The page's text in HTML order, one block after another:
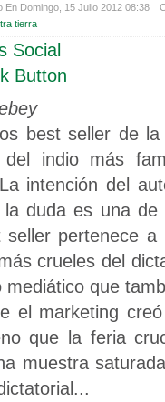
En Domingo, 15 Julio 2012 08:38
tierra
best seller de
del indio más
intención del
duda es una de
seller pertenece
crueles del
mediático que
el marketing
que la feria
muestra